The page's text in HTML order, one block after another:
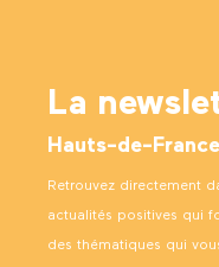
La
Hauts-de-
Retrouvez directement
actualités positives qui
des thématiques qui